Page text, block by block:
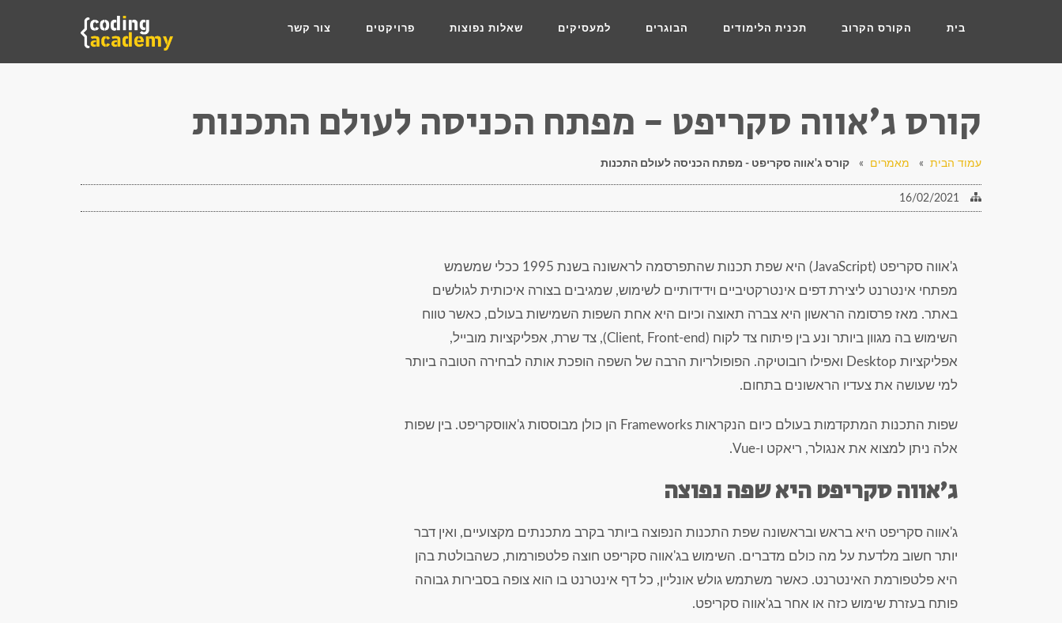
בית הקורס הקרוב תכנית הלימודים הבוגרים למעסיקים שאלות נפוצות פרויקטים צור קשר
קורס ג'אווה סקריפט - מפתח הכניסה לעולם התכנות
עמוד הבית » מאמרים » קורס ג'אווה סקריפט - מפתח הכניסה לעולם התכנות
16/02/2021
ג'אווה סקריפט (JavaScript) היא שפת תכנות שהתפרסמה לראשונה בשנת 1995 ככלי שמשמש
מפתחי אינטרנט ליצירת דפים אינטרקטיביים וידידותיים לשימוש, שמגיבים בצורה איכותית לגולשים
באתר. מאז פרסומה הראשון היא צברה תאוצה וכיום היא אחת השפות השמישות בעולם, כאשר טווח
השימוש בה מגוון ביותר ונע בין פיתוח צד לקוח (Client, Front-end), צד שרת, אפליקציות מובייל,
אפליקציות Desktop ואפילו רובוטיקה. הפופולריות הרבה של השפה הופכת אותה לבחירה הטובה ביותר
למי שעושה את צעדיו הראשונים בתחום.
שפות התכנות המתקדמות בעולם כיום הנקראות Frameworks הן כולן מבוססות ג'אווסקריפט. בין שפות
אלה ניתן למצוא את אנגולר, ריאקט ו-Vue.
ג'אווה סקריפט היא שפה נפוצה
ג'אווה סקריפט היא בראש ובראשונה שפת התכנות הנפוצה ביותר בקרב מתכנתים מקצועיים, ואין דבר
יותר חשוב מלדעת על מה כולם מדברים. השימוש בג'אווה סקריפט חוצה פלטפורמות, כשהבולטת בהן
היא פלטפורמת האינטרנט. כאשר משתמש גולש אונליין, כל דף אינטרנט בו הוא צופה בסבירות גבוהה
פותח בעזרת שימוש כזה או אחר בג'אווה סקריפט.